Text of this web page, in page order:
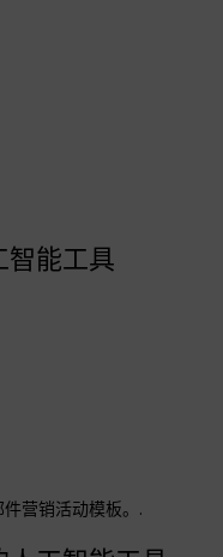
智能工具
营销活动模板。.